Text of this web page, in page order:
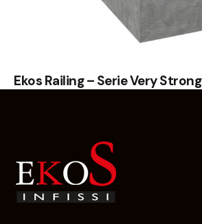
Ekos Railing – Serie Very Strong